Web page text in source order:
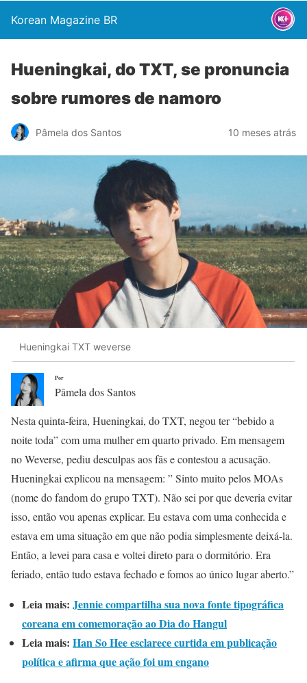
Korean Magazine BR
Hueningkai, do TXT, se pronuncia
sobre rumores de namoro
Pâmela dos Santos 10 meses atrás
Hueningkai TXT weverse
Por
Pâmela dos Santos
Nesta quinta-feira, Hueningkai, do TXT, negou ter “bebido a
noite toda” com uma mulher em quarto privado. Em mensagem
no Weverse, pediu desculpas aos fãs e contestou a acusação.
Hueningkai explicou na mensagem: ” Sinto muito pelos MOAs
(nome do fandom do grupo TXT). Não sei por que deveria evitar
isso, então vou apenas explicar. Eu estava com uma conhecida e
estava em uma situação em que não podia simplesmente deixá-la.
Então, a levei para casa e voltei direto para o dormitório. Era
feriado, então tudo estava fechado e fomos ao único lugar aberto.”
Leia mais: Jennie compartilha sua nova fonte tipográfica
coreana em comemoração ao Dia do Hangul
Leia mais: Han So Hee esclarece curtida em publicação
política e afirma que ação foi um engano